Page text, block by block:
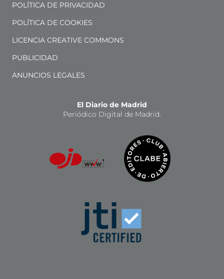
POLÍTICA DE PRIVACIDAD
POLÍTICA DE COOKIES
LICENCIA CREATIVE COMMONS
PUBLICIDAD
ANUNCIOS LEGALES
El Diario de Madrid
Periódico Digital de Madrid.